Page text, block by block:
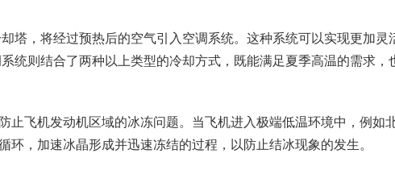
塔，将经过预热后的空气引入空调系统。这种系统可以实现更加
统则结合了两种以上类型的冷却方式，既能满足夏季高温的需求，
止飞机发动机区域的冰冻问题。当飞机进入极端低温环境中，例如
，加速冰晶形成并迅速冻结的过程，以防止结冰现象的发生。